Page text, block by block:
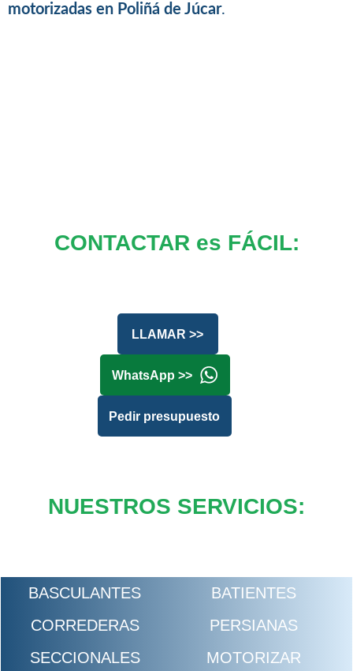
motorizadas en Poliñá de Júcar.
CONTACTAR es FÁCIL:
LLAMAR >>
WhatsApp >>
Pedir presupuesto
NUESTROS SERVICIOS:
BASCULANTES
BATIENTES
CORREDERAS
PERSIANAS
SECCIONALES
MOTORIZAR